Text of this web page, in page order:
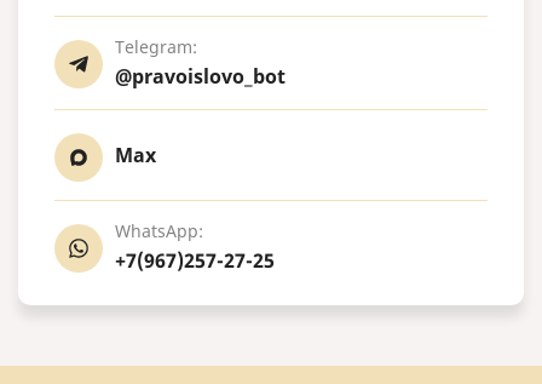
Telegram:
@pravoislovo_bot
Max
WhatsApp:
+7(967)257-27-25